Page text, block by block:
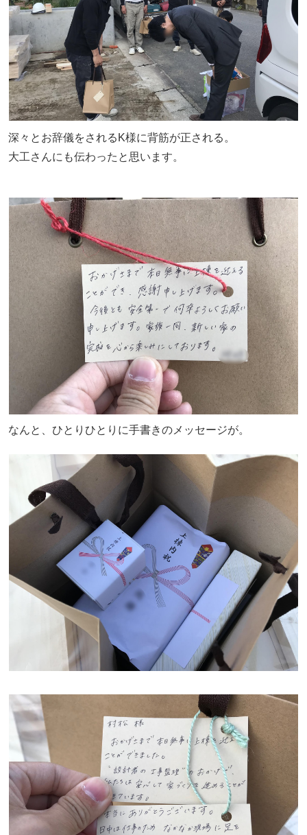
深々とお辞儀をされるK様に背筋が正される。
大工さんにも伝わったと思います。
なんと、ひとりひとりに手書きのメッセージが。